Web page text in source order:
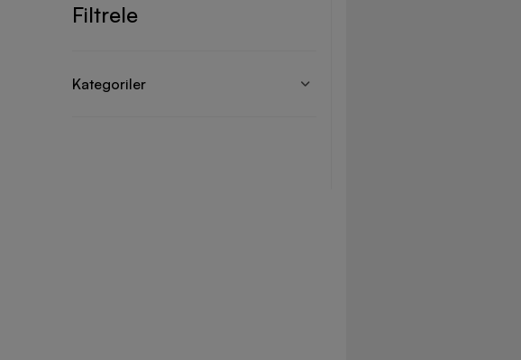
Filtrele
Kategoriler